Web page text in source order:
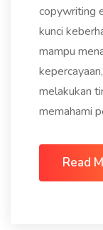
copywriting
kunci
mampu
melakukan
memahami
Read